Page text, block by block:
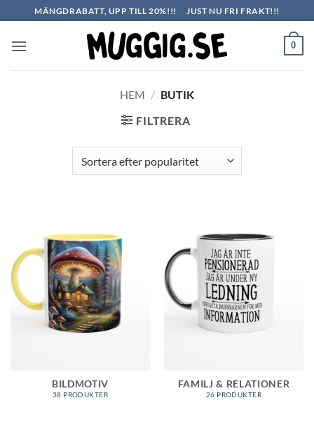
to
content
MÄNGDRABATT, UPP TILL 20%!!! JUST NU FRI FRAKT!!!
0
HEM / BUTIK
FILTRERA
BILDMOTIV
38 PRODUKTER
FAMILJ & RELATIONER
26 PRODUKTER